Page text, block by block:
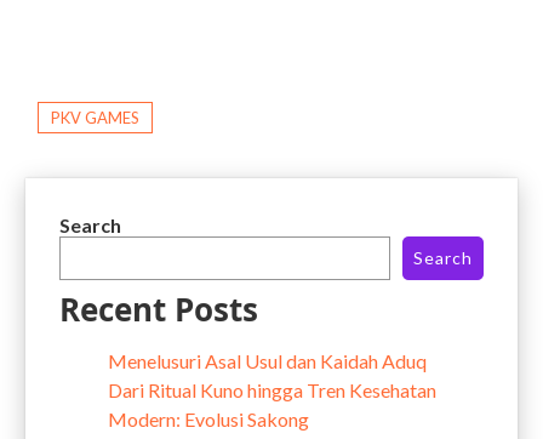
PKV GAMES
Search
Search
Recent Posts
Menelusuri Asal Usul dan Kaidah Aduq
Dari Ritual Kuno hingga Tren Kesehatan
Modern: Evolusi Sakong